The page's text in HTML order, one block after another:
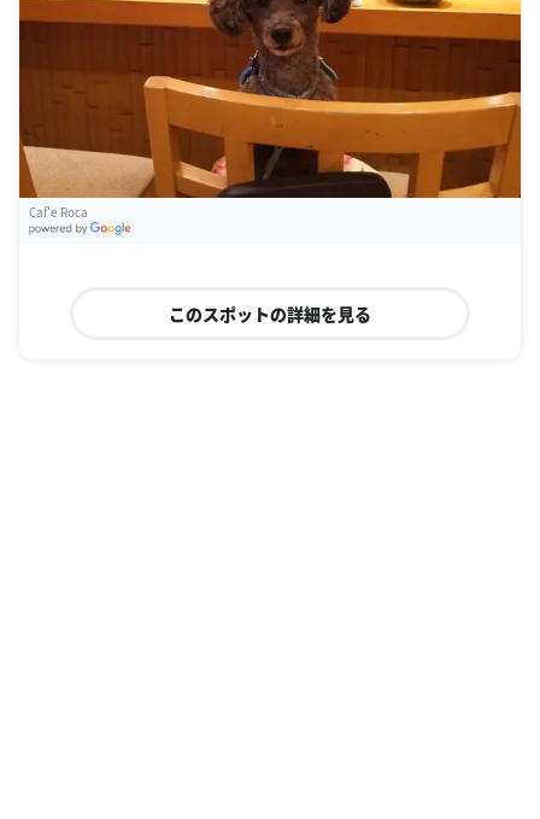
Caf'e Roca
このスポットの詳細を見る